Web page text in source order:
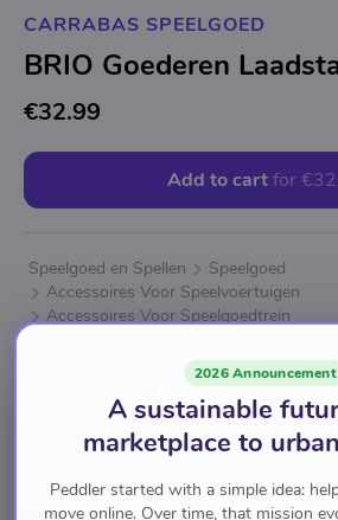
CARRABAS SPEELGOED
BRIO Goederen
€32.99
Add to cart for
Speelgoed en Spellen
Speelgoed
Accessoires Voor Speelvoertuigen
Accessoires Voor Speelgoedtrein
Brand
2026 Announcement
A sustainable
marketplace to
Peddler started with a simple idea:
move online. Over time, that mission